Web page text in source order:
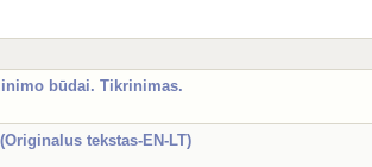
būdai. Tikrinimas.
tekstas-EN-LT)